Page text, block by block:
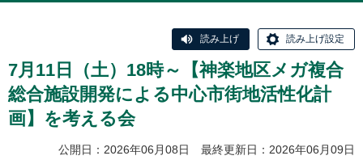
読み上げ 読み上げ設定
7月11日（土）18時～【神楽地区メガ複合
総合施設開発による中心市街地活性化計
画】を考える会
公開日：2026年06月08日 最終更新日：2026年06月09日